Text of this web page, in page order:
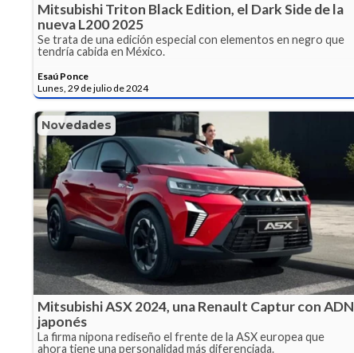
Mitsubishi Triton Black Edition, el Dark Side de la
nueva L200 2025
Se trata de una edición especial con elementos en negro que
tendría cabida en México.
Esaú Ponce
Lunes, 29 de julio de 2024
Novedades
Mitsubishi ASX 2024, una Renault Captur con ADN
japonés
La firma nipona rediseño el frente de la ASX europea que
ahora tiene una personalidad más diferenciada.